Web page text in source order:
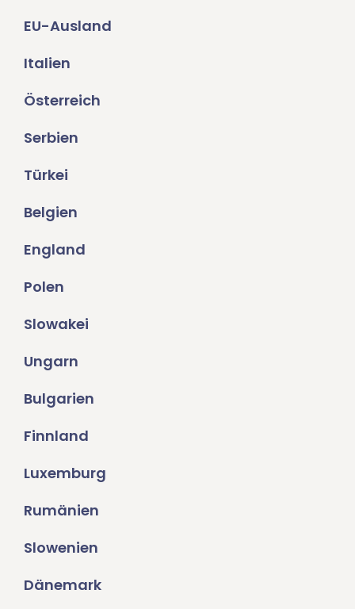
EU-Ausland
Italien
Österreich
Serbien
Türkei
Belgien
England
Polen
Slowakei
Ungarn
Bulgarien
Finnland
Luxemburg
Rumänien
Slowenien
Dänemark